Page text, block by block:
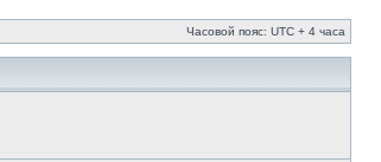
Часовой пояс: UTC + 4 часа